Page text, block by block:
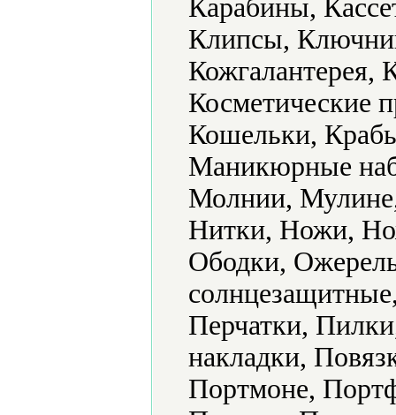
Карабины,
Клипсы,
Кожгалантерея,
Косметические
Кошельки,
Маникюрные
Молнии,
Нитки, Ножи,
Ободки,
Перчатки,
накладки,
Портмоне,